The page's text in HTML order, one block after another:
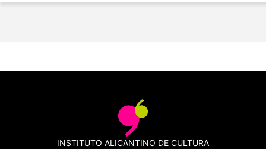
INSTITUTO ALICANTINO DE CULTURA